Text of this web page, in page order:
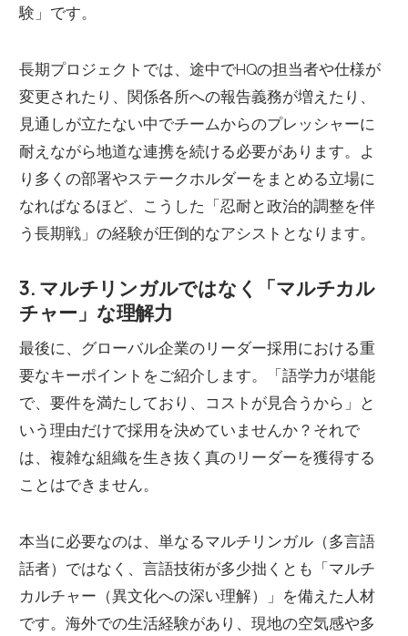
験」です。
長期プロジェクトでは、途中でHQの担当者や仕様が
変更されたり、関係各所への報告義務が増えたり、
見通しが立たない中でチームからのプレッシャーに
耐えながら地道な連携を続ける必要があります。よ
り多くの部署やステークホルダーをまとめる立場に
なればなるほど、こうした「忍耐と政治的調整を伴
う長期戦」の経験が圧倒的なアシストとなります。
3. マルチリンガルではなく「マルチカル
チャー」な理解力
最後に、グローバル企業のリーダー採用における重
要なキーポイントをご紹介します。「語学力が堪能
で、要件を満たしており、コストが見合うから」と
いう理由だけで採用を決めていませんか？それで
は、複雑な組織を生き抜く真のリーダーを獲得する
ことはできません。
本当に必要なのは、単なるマルチリンガル（多言語
話者）ではなく、言語技術が多少拙くとも「マルチ
カルチャー（異文化への深い理解）」を備えた人材
です。海外での生活経験があり、現地の空気感や多